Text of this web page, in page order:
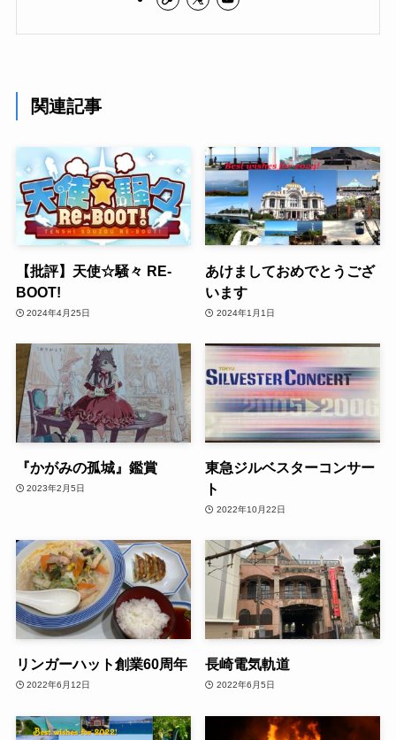
関連記事
【批評】天使☆騒々 RE-
BOOT!
2024年4月25日
あけましておめでとうござ
います
2024年1月1日
『かがみの孤城』鑑賞
2023年2月5日
東急ジルベスターコンサー
ト
2022年10月22日
リンガーハット創業60周年
2022年6月12日
長崎電気軌道
2022年6月5日